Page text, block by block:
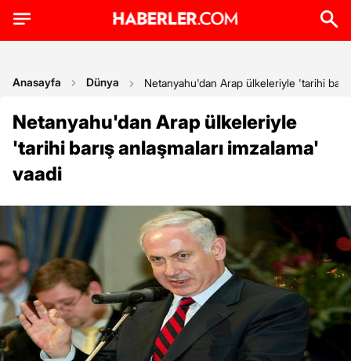
Anasayfa Dünya Netanyahu'dan Arap ülkeleriyle 'tarihi
Netanyahu'dan Arap ülkeleriyle
'tarihi barış anlaşmaları imzalama'
vaadi